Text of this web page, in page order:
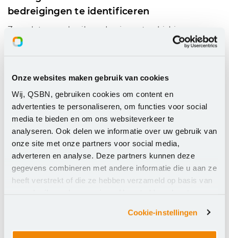
Onze websites maken gebruik van cookies
Wij, QSBN, gebruiken cookies om content en
advertenties te personaliseren, om functies voor social
media te bieden en om ons websiteverkeer te
analyseren. Ook delen we informatie over uw gebruik van
onze site met onze partners voor social media,
adverteren en analyse. Deze partners kunnen deze
gegevens combineren met andere informatie die u aan ze
heeft verstrekt of die ze hebben verzameld op basis van
Cookie-instellingen
bedreigingen te identificeren
Zorg dat uw gebruikers de nieuwste phishing-
technieken kunnen herkennen en help voorkomen
phishing-simulaties op basis van reële bedreigingen.
Beveilig gegevens en zorg voor compliance
Profiteer van cloudback-ups voor Office 365-
gegevens, waaronder Exchange Online-postvakken,
SharePoint Online, OneDrive for Business en Teams.
Krijg snel herstel naar een bepaald tijdstip in het
geval van onbedoelde of kwaadwillige verwijdering.
Cloudarchivering helpt u te voldoen aan de
retentiebeleid en onbeperkte opslag.
Barracuda Email Protection is verkrijgbaar in drie